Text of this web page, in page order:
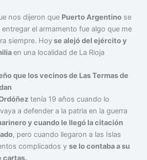
nos dijeron que Puerto Argentino se
el armamento fue algo que me
siempre. Hoyse alejó del ejército y
en una localidad de La Rioja
que los vecinos de Las Termas de
tenía 19 años cuando lo
a defender a la patria en la guerra
y cuando le llegó la citación
, pero cuando llegaron a las Islas
complicados yse lo contaba a su
cartas.